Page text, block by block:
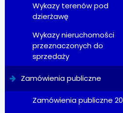
Wykazy terenów pod
dzierżawę
Wykazy nieruchomości
przeznaczonych do
sprzedaży
Zamówienia publiczne
Zamówienia publiczne